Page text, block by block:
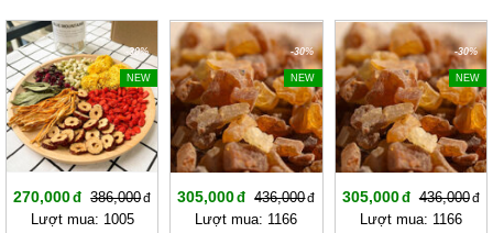
-30%
NEW
270,000
386,000
Lượt mua: 1005
-30%
NEW
305,000
436,000
Lượt mua: 1166
-30%
NEW
305,000
436,000
Lượt mua: 1166